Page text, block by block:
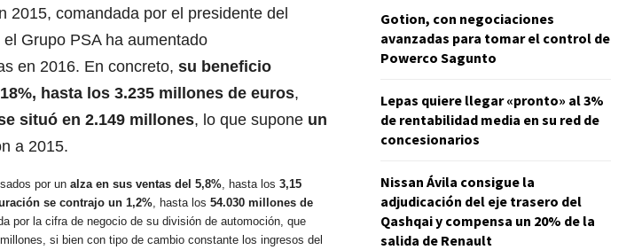
2015, comandada por el presidente del
Grupo PSA ha aumentado
en 2016. En concreto, su beneficio
hasta los 3.235 millones de euros,
situó en 2.149 millones, lo que supone un
a 2015.
por un alza en sus ventas del 5,8%, hasta los 3,15
se contrajo un 1,2%, hasta los 54.030 millones de
por la cifra de negocio de su división de automoción, que
si bien con tipo de cambio constante los ingresos del
Gotion, con negociaciones
avanzadas para tomar el control de
Powerco Sagunto
Lepas quiere llegar «pronto» al 3%
de rentabilidad media en su red de
concesionarios
Nissan Ávila consigue la
adjudicación del eje trasero del
Qashqai y compensa un 20% de la
salida de Renault